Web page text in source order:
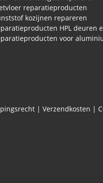
reparatieproducten
kozijnen repareren
HPL deuren
| Verzendkosten |